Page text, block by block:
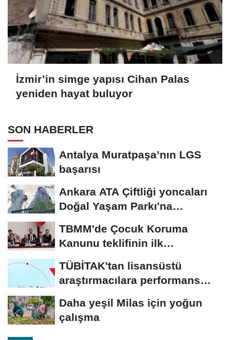
İzmir’in simge yapısı Cihan Palas
yeniden hayat buluyor
SON HABERLER
Antalya Muratpaşa’nın LGS
başarısı
Ankara ATA Çiftliği yoncaları
Doğal Yaşam Parkı'na
TBMM'de Çocuk Koruma
Kanunu teklifinin ilk
görüşmeleri tamamlandı
TÜBİTAK'tan lisansüstü
araştırmacılara performans
Daha yeşil Milas için yoğun
çalışma